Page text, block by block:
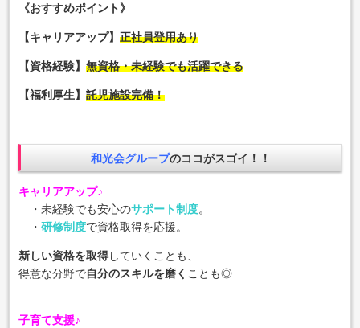
《おすすめポイント》
【キャリアアップ】正社員登用あり
【資格経験】無資格・未経験でも活躍できる
【福利厚生】託児施設完備！
和光会グループのココがスゴイ！！
キャリアアップ♪
・未経験でも安心のサポート制度。
・研修制度で資格取得を応援。
新しい資格を取得していくことも、
得意な分野で自分のスキルを磨く ことも◎
子育て支援♪